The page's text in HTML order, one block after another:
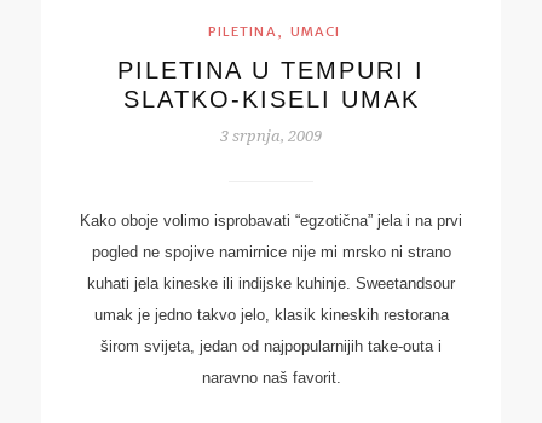
PILETINA, UMACI
PILETINA U TEMPURI I
SLATKO-KISELI UMAK
3 srpnja, 2009
Kako oboje volimo isprobavati “egzotična” jela i na prvi
pogled ne spojive namirnice nije mi mrsko ni strano
kuhati jela kineske ili indijske kuhinje. Sweetandsour
umak je jedno takvo jelo, klasik kineskih restorana
širom svijeta, jedan od najpopularnijih take-outa i
naravno naš favorit.